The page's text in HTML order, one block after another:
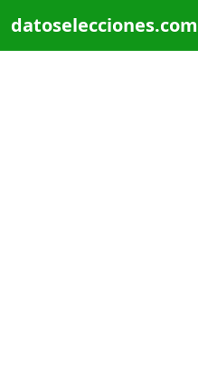
datoselecciones.com